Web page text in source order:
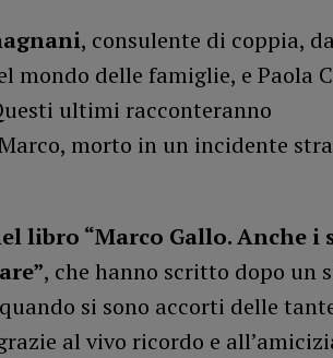
, consulente di coppia, da
mondo delle famiglie, e Paola
ultimi racconteranno
morto in un incidente
libro “Marco Gallo. Anche i
, che hanno scritto dopo un
si sono accorti delle
al vivo ricordo e